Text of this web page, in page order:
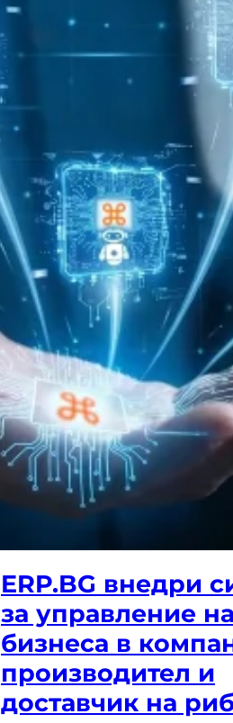
AI
на
AI
20/
ERP.BG внедри
за управление на
бизнеса в
производител и
доставчик на